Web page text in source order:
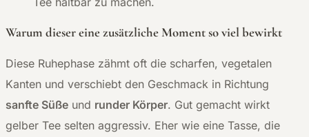
Warum dieser eine zusätzliche Moment so viel bewirkt
Diese Ruhephase zähmt oft die scharfen, vegetalen
Kanten und verschiebt den Geschmack in Richtung
sanfte Süße und runder Körper. Gut gemacht wirkt
gelber Tee selten aggressiv. Eher wie eine Tasse, die